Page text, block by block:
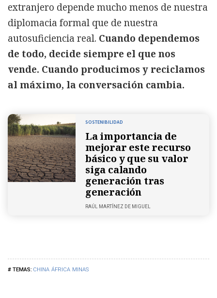
CHINA ÁFRICA MINAS
extranjero depende mucho menos de nuestra
diplomacia formal que de nuestra
autosuficiencia real. Cuando dependemos
de todo, decide siempre el que nos
vende. Cuando producimos y reciclamos
al máximo, la conversación cambia.
SOSTENIBILIDAD
La importancia de
mejorar este recurso
básico y que su valor
siga calando
generación tras
generación
RAÚL MARTÍNEZ DE MIGUEL